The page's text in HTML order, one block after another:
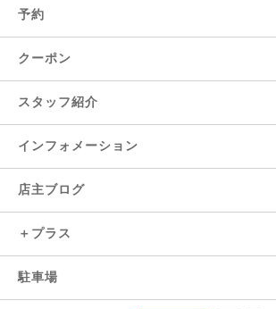
予約
クーポン
スタッフ紹介
インフォメーション
店主ブログ
＋プラス
駐車場